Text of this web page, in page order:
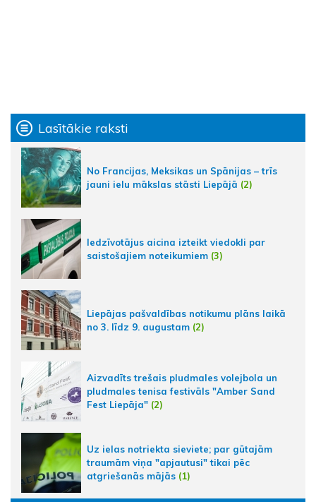
Lasītākie raksti
No Francijas, Meksikas un Spānijas – trīs
jauni ielu mākslas stāsti Liepājā (2)
Iedzīvotājus aicina izteikt viedokli par
saistošajiem noteikumiem (3)
Liepājas pašvaldības notikumu plāns laikā
no 3. līdz 9. augustam (2)
Aizvadīts trešais pludmales volejbola un
pludmales tenisa festivāls "Amber Sand
Fest Liepāja" (2)
Uz ielas notriekta sieviete; par gūtajām
traumām viņa "apjautusi" tikai pēc
atgriešanās mājās (1)